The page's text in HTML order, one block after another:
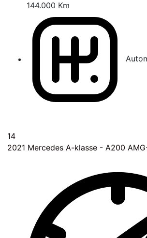
144.000 Km
14
2021 Mercedes A-klasse - A200